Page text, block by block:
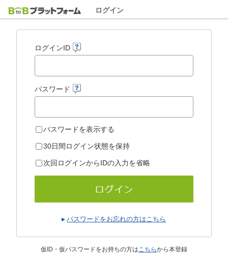
ログイン
ログインID
パスワード
パスワードを表示する
30日間ログイン状態を保持
次回ログインからIDの入力を省略
パスワードをお忘れの方はこちら
仮ID・仮パスワードをお持ちの方はこちらから本登録